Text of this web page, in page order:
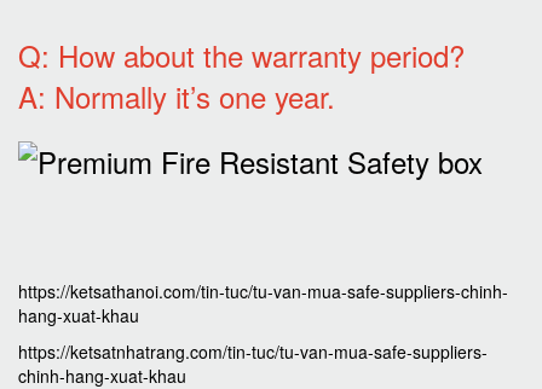
Q: How about the warranty period?
A: Normally it’s one year.
https://ketsathanoi.com/tin-tuc/tu-van-mua-safe-suppliers-chinh-
hang-xuat-khau
https://ketsatnhatrang.com/tin-tuc/tu-van-mua-safe-suppliers-
chinh-hang-xuat-khau